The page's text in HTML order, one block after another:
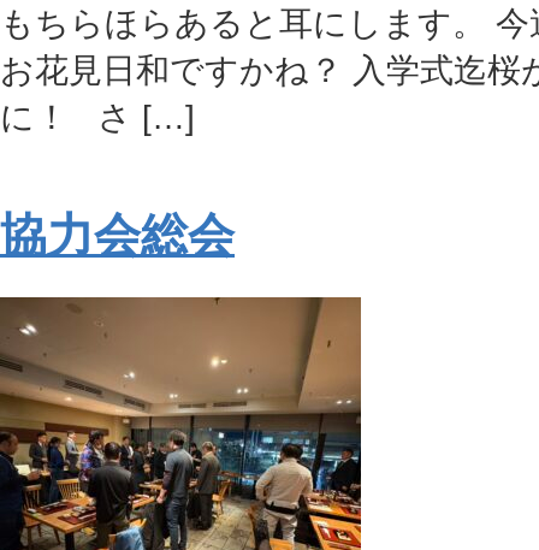
もちらほらあると耳にします。
お花見日和ですかね？ 入学式迄桜
に！ さ […]
協力会総会